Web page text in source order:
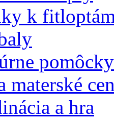
k
pomôcky
materské
a hra